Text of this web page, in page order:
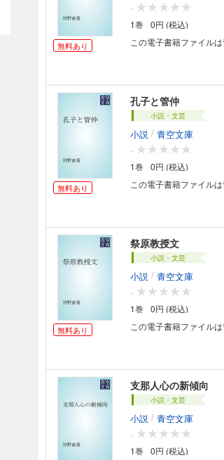
無料あり
-
1巻
0円 (税込)
この電子書籍ファイル
無料あり
孔子と管仲
小説・文芸
小説 / 青空文庫
-
1巻
0円 (税込)
この電子書籍ファイル
無料あり
祭原教授文
小説・文芸
小説 / 青空文庫
-
1巻
0円 (税込)
この電子書籍ファイル
支那人心の新傾向
小説・文芸
小説 / 青空文庫
-
1巻
0円 (税込)